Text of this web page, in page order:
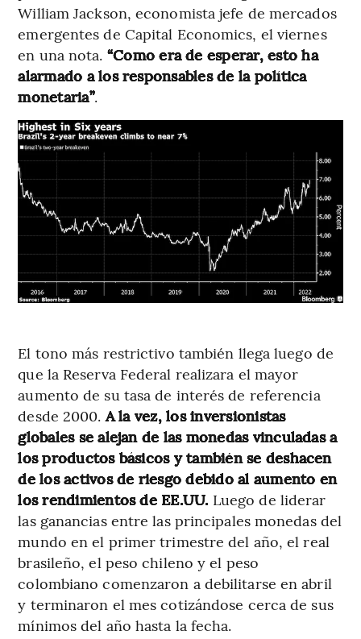
William Jackson, economista jefe de mercados
emergentes de Capital Economics, el viernes
en una nota. “Como era de esperar, esto ha
alarmado a los responsables de la política
monetaria”.
El tono más restrictivo también llega luego de
que la Reserva Federal realizara el mayor
aumento de su tasa de interés de referencia
desde 2000. A la vez, los inversionistas
globales se alejan de las monedas vinculadas a
los productos básicos y también se deshacen
de los activos de riesgo debido al aumento en
los rendimientos de EE.UU. Luego de liderar
las ganancias entre las principales monedas del
mundo en el primer trimestre del año, el real
brasileño, el peso chileno y el peso
colombiano comenzaron a debilitarse en abril
y terminaron el mes cotizándose cerca de sus
mínimos del año hasta la fecha.